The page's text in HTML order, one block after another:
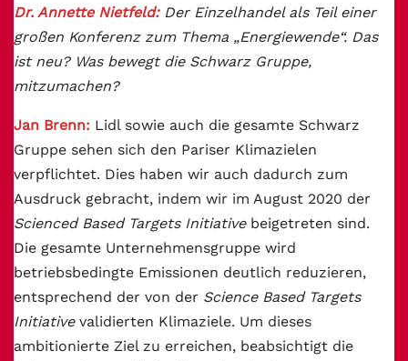
Dr. Annette Nietfeld:Der Einzelhandel als Teil einer
großen Konferenz zum Thema „Energiewende“. Das
ist neu? Was bewegt die Schwarz Gruppe,
mitzumachen?
Jan Brenn: Lidl sowie auch die gesamte Schwarz
Gruppe sehen sich den Pariser Klimazielen
verpflichtet. Dies haben wir auch dadurch zum
Ausdruck gebracht, indem wir im August 2020 der
Scienced Based Targets Initiativebeigetreten sind.
Die gesamte Unternehmensgruppe wird
betriebsbedingte Emissionen deutlich reduzieren,
entsprechend der von der Science Based Targets
Initiativevalidierten Klimaziele. Um dieses
ambitionierte Ziel zu erreichen, beabsichtigt die